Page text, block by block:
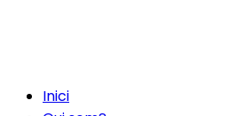
Inici